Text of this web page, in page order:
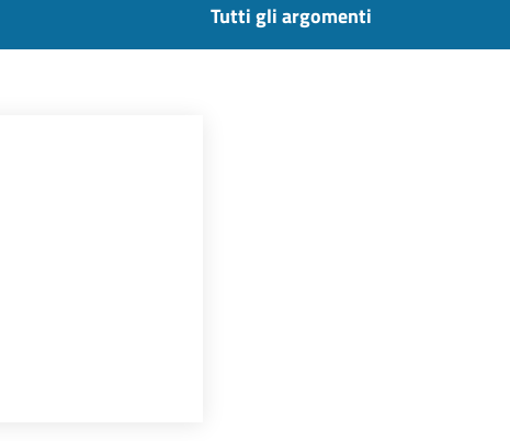
Tutti gli argomenti